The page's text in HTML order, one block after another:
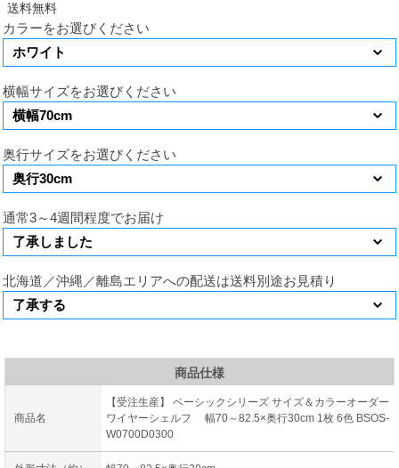
カラーをお選びください
横幅サイズをお選びください
奥行サイズをお選びください
通常3～4週間程度でお届け
北海道／沖縄／離島エリアへの配送は送料別途お見積り
商品仕様
商品名
【受注生産】 ベーシックシリーズ サイズ＆カラーオーダー
ワイヤーシェルフ 幅70～82.5×奥行30cm 1枚 6色 BSOS-
W0700D0300